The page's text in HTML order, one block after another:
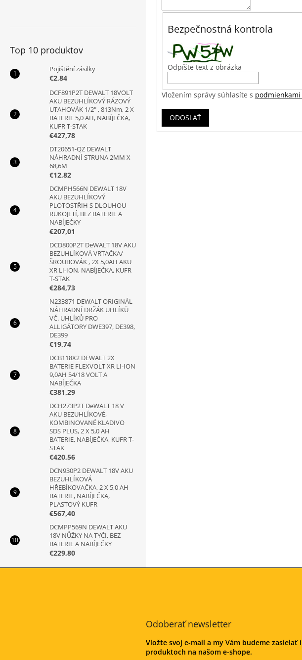
Top 10 produktov
Pojištění zásilky
€2,84
DCF891P2T DEWALT 18VOLT
AKU BEZUHLÍKOVÝ RÁZOVÝ
UTAHOVÁK 1/2" , 813Nm, 2 X
BATERIE 5,0 AH, NABÍJEČKA,
KUFR T-STAK
€427,78
DT20651-QZ DEWALT
NÁHRADNÍ STRUNA 2MM X
68,6M
€12,82
DCMPH566N DEWALT 18V
AKU BEZUHLÍKOVÝ
PLOTOSTŘIH S DLOUHOU
RUKOJETÍ, BEZ BATERIE A
NABÍJEČKY
€207,01
DCD800P2T DeWALT 18V AKU
BEZUHLÍKOVÁ VRTAČKA/
ŠROUBOVÁK , 2X 5,0AH AKU
XR LI-ION, NABÍJEČKA, KUFR
T-STAK
€284,73
N233871 DEWALT ORIGINÁL
NÁHRADNÍ DRŽÁK UHLÍKŮ
VČ. UHLÍKŮ PRO
ALLIGÁTORY DWE397, DE398,
DE399
€19,74
DCB118X2 DEWALT 2X
BATERIE FLEXVOLT XR LI-ION
9,0AH 54/18 VOLT A
NABÍJEČKA
€381,29
DCH273P2T DeWALT 18 V
AKU BEZUHLÍKOVÉ,
KOMBINOVANÉ KLADIVO
SDS PLUS, 2 X 5,0 AH
BATERIE, NABÍJEČKA, KUFR T-
STAK
€420,56
DCN930P2 DEWALT 18V AKU
BEZUHLÍKOVÁ
HŘEBÍKOVAČKA, 2 X 5,0 AH
BATERIE, NABÍJEČKA,
PLASTOVÝ KUFR
€567,40
DCMPP569N DEWALT AKU
18V NŮŽKY NA TYČI, BEZ
BATERIE A NABÍJEČKY
€229,80
Bezpečnostná kontrola
Odpíšte text z obrázka
Vložením správy súhlasíte s
ODOSLAŤ
Z
Odoberať newsletter
Vložte svoj e-mail a my Vám budeme zasielať
produktoch na našom e-shope.